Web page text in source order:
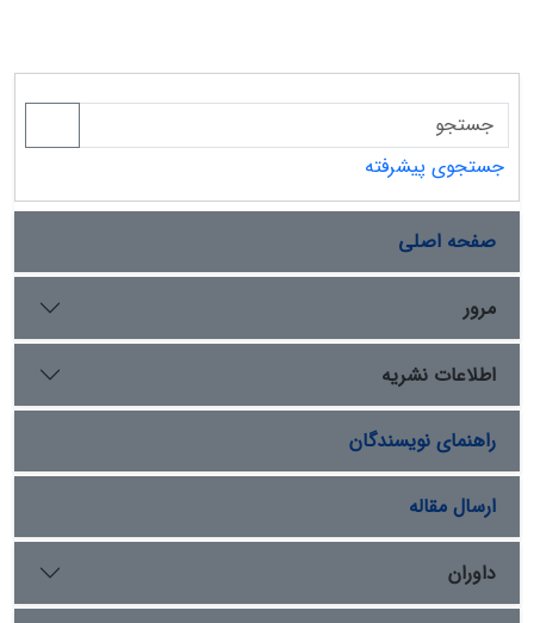
جستجوی پیشرفته
صفحه اصلی
مرور
اطلاعات نشریه
راهنمای نویسندگان
ارسال مقاله
داوران